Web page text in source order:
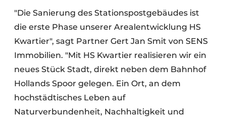
"Die Sanierung des Stationspostgebäudes ist
die erste Phase unserer Arealentwicklung HS
Kwartier", sagt Partner Gert Jan Smit von SENS
Immobilien. "Mit HS Kwartier realisieren wir ein
neues Stück Stadt, direkt neben dem Bahnhof
Hollands Spoor gelegen. Ein Ort, an dem
hochstädtisches Leben auf
Naturverbundenheit, Nachhaltigkeit und